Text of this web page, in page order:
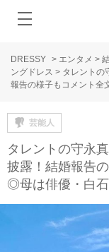
DRESSY > エンタメ >
ングドレス > タレントの
報告の様子もコメント全
芸能人
タレントの守永
披露！結婚報告
◎母は俳優・白